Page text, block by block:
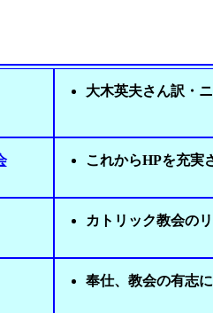
大木英夫さん訳・
これからHPを充実
カトリック教会の
奉仕、教会の有志